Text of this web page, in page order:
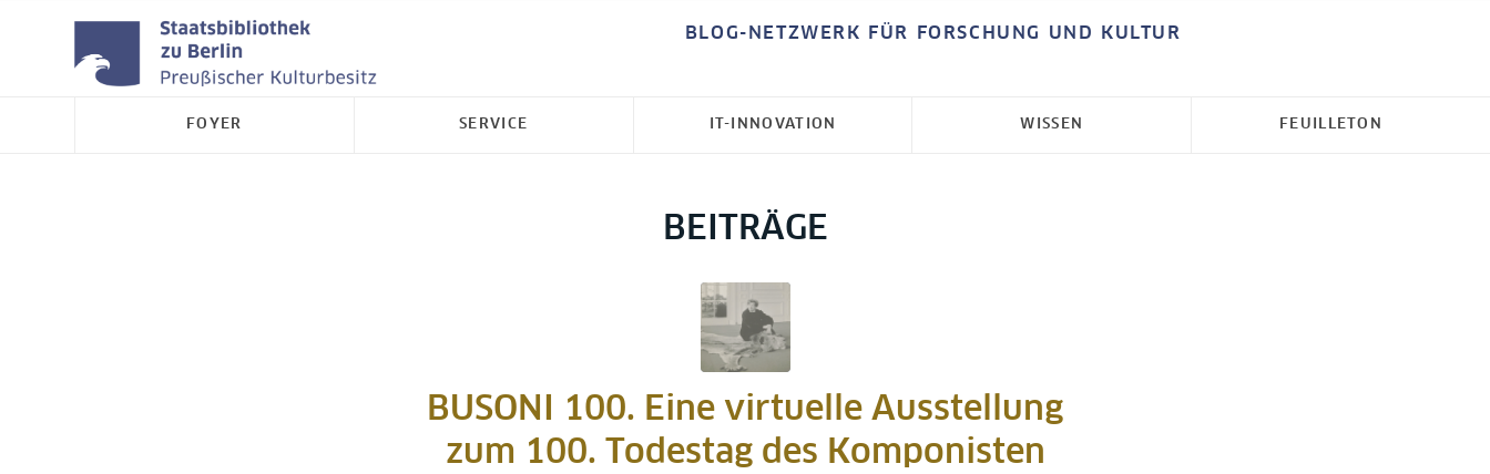
BLOG-NETZWERK FÜR FORSCHUNG UND KULTUR
FOYER SERVICE IT-INNOVATION WISSEN FEUILLETON
BEITRÄGE
BUSONI 100. Eine virtuelle Ausstellung
zum 100. Todestag des Komponisten